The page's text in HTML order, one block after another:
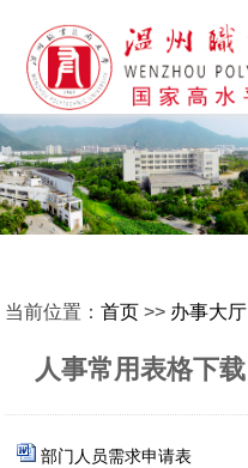
当前位置：首页 >> 办事大厅
人事常用表格下载
部门人员需求申请表